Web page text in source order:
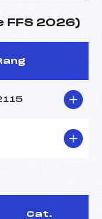
FFS 2026)
Cat.